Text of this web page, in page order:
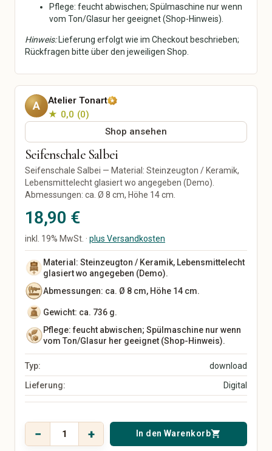
Kunstdrucke
Originalkunst
Street Art
Kalligrafie
Haus & Wohnen
Wohnzimmer
Küche & Esszimmer
Schlafzimmer
Badezimmer
Büro
Dekoration
Lampen & Licht
Heimtextilien
Möbel
Garten & Pflanzen
Werkzeuge & Heimwerken
Küchenutensilien
Geschirr
Vasen
Wanddekoration
Teppiche
Aufbewahrung
Grußkarten
Verpackung &
Personalisierte Geschenke
Hochzeit
Baby, Kind & Familie
Baby- & Kinderkleidung
Baby- & Kinderschuhe
Baby-Ausstattung
Spielzeug
Kinderwagen & Kindersitze
Lernspielzeug
Beauty & Pflege
Seifen & Badeprodukte
Make-up
Wellness & Pflegezubehör
Parfüm
Pflege: feucht abwischen; Spülmaschine nur wenn
vom Ton/Glasur her geeignet (Shop-Hinweis).
Hinweis:Lieferung erfolgt wie im Checkout beschrieben;
Rückfragen bitte über den jeweiligen Shop.
A
Atelier Tonart
★ 0,0
0
Shop ansehen
Seifenschale Salbei
Seifenschale Salbei — Material: Steinzeugton / Keramik,
Lebensmittelecht glasiert wo angegeben (Demo).
Abmessungen: ca. Ø 8 cm, Höhe 14 cm.
18,90 €
inkl. 19% MwSt. · plus Versandkosten
Material: Steinzeugton / Keramik, Lebensmittelecht
glasiert wo angegeben (Demo).
Abmessungen: ca. Ø 8 cm, Höhe 14 cm.
Gewicht: ca. 736 g.
Pflege: feucht abwischen; Spülmaschine nur wenn
vom Ton/Glasur her geeignet (Shop-Hinweis).
Typ:
download
Lieferung:
Digital
18,90 €
inkl. 19% MwSt.
− + In den Warenkorbshopping_cart